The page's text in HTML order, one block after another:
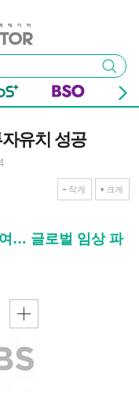
검색
유치 성공
작게 크게
… 글로벌 임상 파